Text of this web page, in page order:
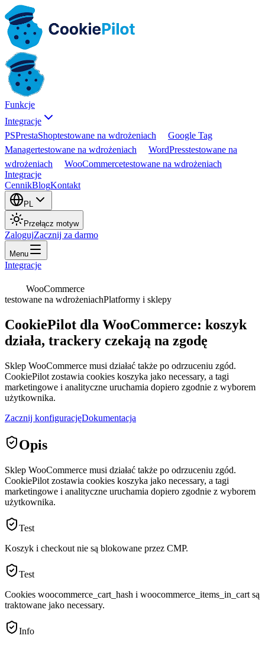
Funkcje
Integracje
PSPrestaShoptestowane na wdrożeniach
Google Tag
Managertestowane na wdrożeniach WordPresstestowane na
wdrożeniach
WooCommercetestowane na wdrożeniach
Integracje
CennikBlogKontakt
PL
Przełącz motyw
ZalogujZacznij za darmo
Menu
Integracje
WooCommerce
testowane na wdrożeniachPlatformy i sklepy
CookiePilot dla WooCommerce: koszyk
działa, trackery czekają na zgodę
Sklep WooCommerce musi działać także po odrzuceniu zgód.
CookiePilot zostawia cookies koszyka jako necessary, a tagi
marketingowe i analityczne uruchamia dopiero zgodnie z wyborem
użytkownika.
Zacznij konfiguracjęDokumentacja
Opis
Sklep WooCommerce musi działać także po odrzuceniu zgód.
CookiePilot zostawia cookies koszyka jako necessary, a tagi
marketingowe i analityczne uruchamia dopiero zgodnie z wyborem
użytkownika.
Test
Koszyk i checkout nie są blokowane przez CMP.
Test
Cookies woocommerce_cart_hash i woocommerce_items_in_cart są
traktowane jako necessary.
Info